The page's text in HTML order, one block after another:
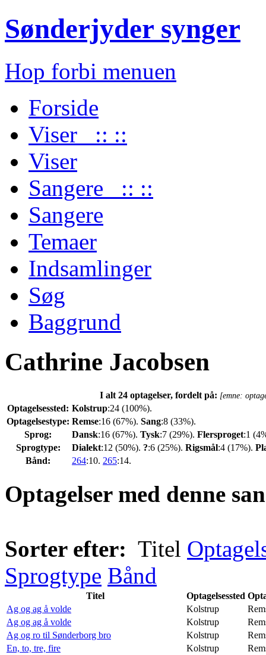
Sønderjyder synger
Hop forbi menuen
Forside
Viser :: ::
Viser
Sangere :: ::
Sangere
Temaer
Indsamlinger
Søg
Baggrund
Cathrine Jacobsen
I alt 24 optagelser, fordelt på: [emne:
Optagelsessted: Kolstrup:24 (100%).
Optagelsestype: Remse:16 (67%). Sang:8 (33%).
Sprog:
Dansk:16 (67%). Tysk:7 (29%). Flersproget:1
Sprogtype:
Dialekt:12 (50%). ?:6 (25%). Rigsmål:4 (17%).
Bånd:
264:10. 265:14.
Optagelser med denne
Sorter efter: Titel
Sprogtype Bånd
Titel Optagelsessted
Ag og ag å volde
Kolstrup
Ag og ag å volde
Kolstrup
Ag og ro til Sønderborg bro
Kolstrup
En, to, tre, fire
Kolstrup